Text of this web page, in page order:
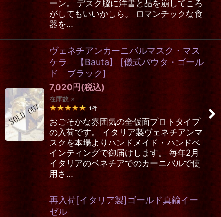
ーン。 デスク脇に洋書と品を崩してころ
がしてもいいかしら。 ロマンチックな食
器を…
ヴェネチアンカーニバルマスク・マス
ケラ 【Bauta】
[儀式バウタ・ゴール
ド ブラック]
7,020 円 (税込)
在庫数 ×
1件
おごそかな雰囲気の全仮面プロトタイプ
の入荷です。 イタリア製ヴェネチアンマ
スクを本場よりハンドメイド・ハンドペ
インティングで御届けします。 毎年2月
イタリアのベネチアでのカーニバルで使
用さ…
再入荷[イタリア製]ゴールド真鍮イー
ゼル